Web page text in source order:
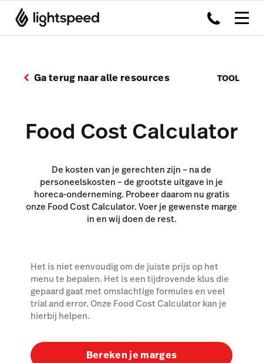
Ga terug naar alle resources TOOL
Food Cost Calculator
De kosten van je gerechten zijn – na de
personeelskosten – de grootste uitgave in je
horeca-onderneming. Probeer daarom nu gratis
onze Food Cost Calculator. Voer je gewenste marge
in en wij doen de rest.
Het is niet eenvoudig om de juiste prijs op het
menu te bepalen. Het is een tijdrovende klus die
gepaard gaat met omslachtige formules en veel
trial and error. Onze Food Cost Calculator kan je
hierbij helpen.
Bereken je marges